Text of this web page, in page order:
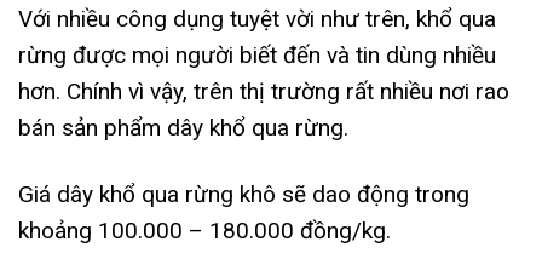
Với nhiều công dụng tuyệt vời như trên, khổ qua
rừng được mọi người biết đến và tin dùng nhiều
hơn. Chính vì vậy, trên thị trường rất nhiều nơi rao
bán sản phẩm dây khổ qua rừng.
Giá dây khổ qua rừng khô sẽ dao động trong
khoảng 100.000 – 180.000 đồng/kg.